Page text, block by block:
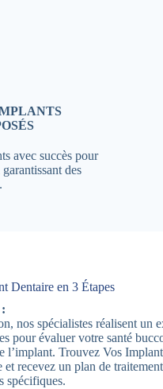
avec succès pour
des
Dentaire en 3 Étapes
nos spécialistes réalisent un
pour évaluer votre santé
l’implant. Trouvez Vos
recevez un plan de traitement
spécifiques.